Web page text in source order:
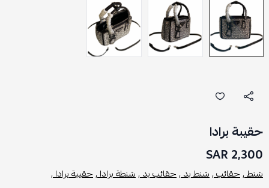
حقيبة برادا
2,300 SAR
شنط ,حقائب ,شنط يد ,حقائب يد ,شنطة برادا ,حقيبة برادا ,